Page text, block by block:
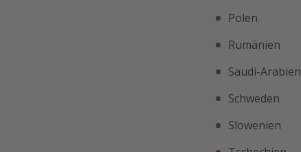
Polen
Rumänien
Saudi-Arabien
Schweden
Slowenien